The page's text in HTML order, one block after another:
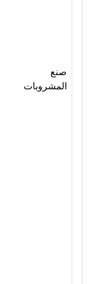
صنع
المشروبات